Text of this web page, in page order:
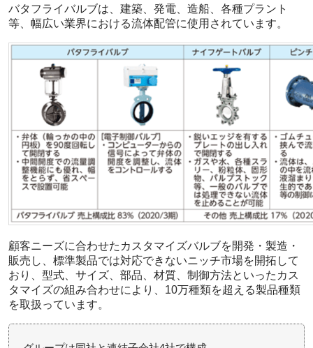
バタフライバルブは、建築、発電、造船、各種プラント
等、幅広い業界における流体配管に使用されています。
顧客ニーズに合わせたカスタマイズバルブを開発・製造・
販売し、標準製品では対応できないニッチ市場を開拓して
おり、型式、サイズ、部品、材質、制御方法といったカス
タマイズの組み合わせにより、10万種類を超える製品種類
を取扱っています。